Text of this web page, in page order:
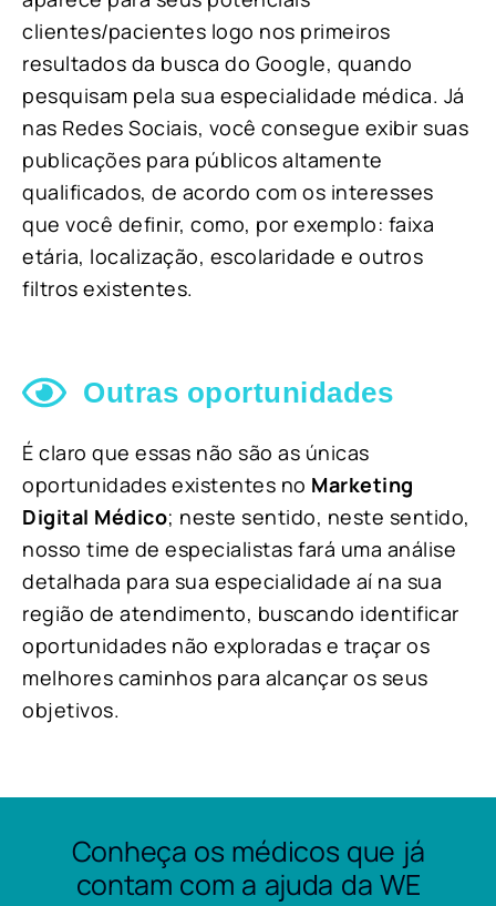
clientes/pacientes logo nos primeiros
resultados da busca do Google, quando
pesquisam pela sua especialidade médica. Já
nas Redes Sociais, você consegue exibir suas
publicações para públicos altamente
qualificados, de acordo com os interesses
que você definir, como, por exemplo: faixa
etária, localização, escolaridade e outros
filtros existentes.
Outras oportunidades
É claro que essas não são as únicas
oportunidades existentes no Marketing
Digital Médico; neste sentido, neste sentido,
nosso time de especialistas fará uma análise
detalhada para sua especialidade aí na sua
região de atendimento, buscando identificar
oportunidades não exploradas e traçar os
melhores caminhos para alcançar os seus
objetivos.
Conheça os médicos que já
contam com a ajuda da WE